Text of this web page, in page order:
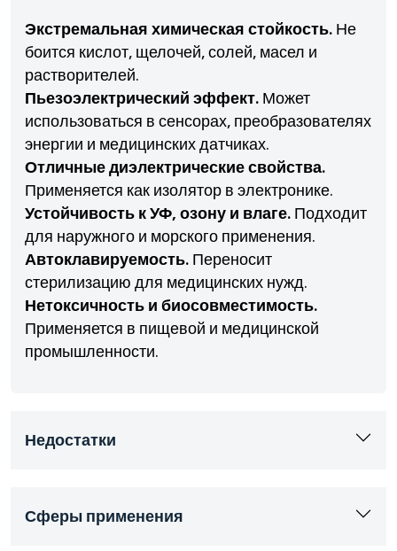
Экстремальная химическая стойкость. Не
боится кислот, щелочей, солей, масел и
растворителей.
Пьезоэлектрический эффект. Может
использоваться в сенсорах, преобразователях
энергии и медицинских датчиках.
Отличные диэлектрические свойства.
Применяется как изолятор в электронике.
Устойчивость к УФ, озону и влаге. Подходит
для наружного и морского применения.
Автоклавируемость. Переносит
стерилизацию для медицинских нужд.
Нетоксичность и биосовместимость.
Применяется в пищевой и медицинской
промышленности.
Недостатки
Сферы применения